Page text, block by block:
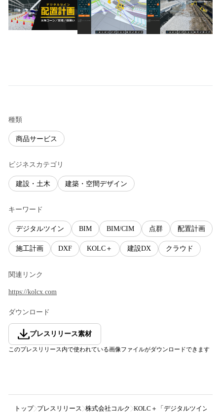
種類
商品サービス
ビジネスカテゴリ
建設・土木 建築・空間デザイン
キーワード
デジタルツイン BIM BIM/CIM 点群 配置計画
施工計画 DXF KOLC＋ 建設DX クラウド
関連リンク
https://kolcx.com
ダウンロード
プレスリリース素材
このプレスリリース内で使われている画像ファイルがダウンロードできます
トップ プレスリリース 株式会社コルク KOLC＋「デジタルツイン配